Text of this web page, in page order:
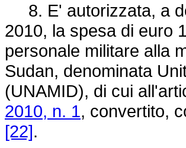
8. E' autorizzata, a
2010, la spesa di euro
personale militare alla
Sudan, denominata
(UNAMID), di cui
2010, n. 1, convertito,
[22].